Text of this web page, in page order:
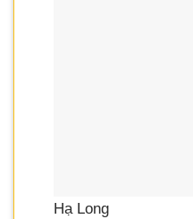
Hạ Long